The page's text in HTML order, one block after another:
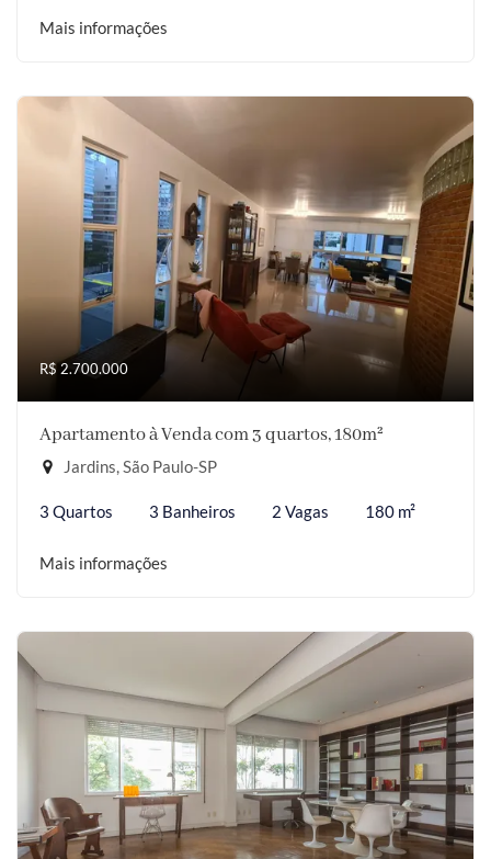
Mais informações
R$ 2.700.000
Apartamento à Venda com 3 quartos, 180m²
Jardins, São Paulo-SP
3 Quartos 3 Banheiros 2 Vagas 180 m²
Mais informações